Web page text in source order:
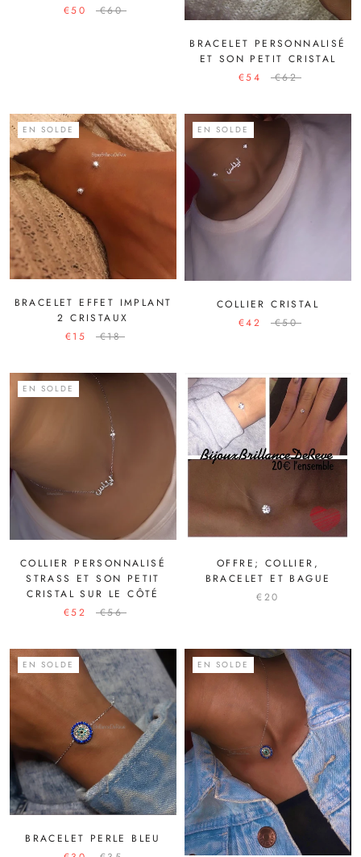
€50
€60
BRACELET PERSONNALISÉ
ET SON PETIT CRISTAL
€54
€62
EN SOLDE
BRACELET EFFET IMPLANT
2 CRISTAUX
€15
€18
EN SOLDE
COLLIER CRISTAL
€42
€50
EN SOLDE
COLLIER PERSONNALISÉ
STRASS ET SON PETIT
CRISTAL SUR LE CÔTÉ
€52
€56
OFFRE; COLLIER,
BRACELET ET BAGUE
€20
EN SOLDE
BRACELET PERLE BLEU
EN SOLDE